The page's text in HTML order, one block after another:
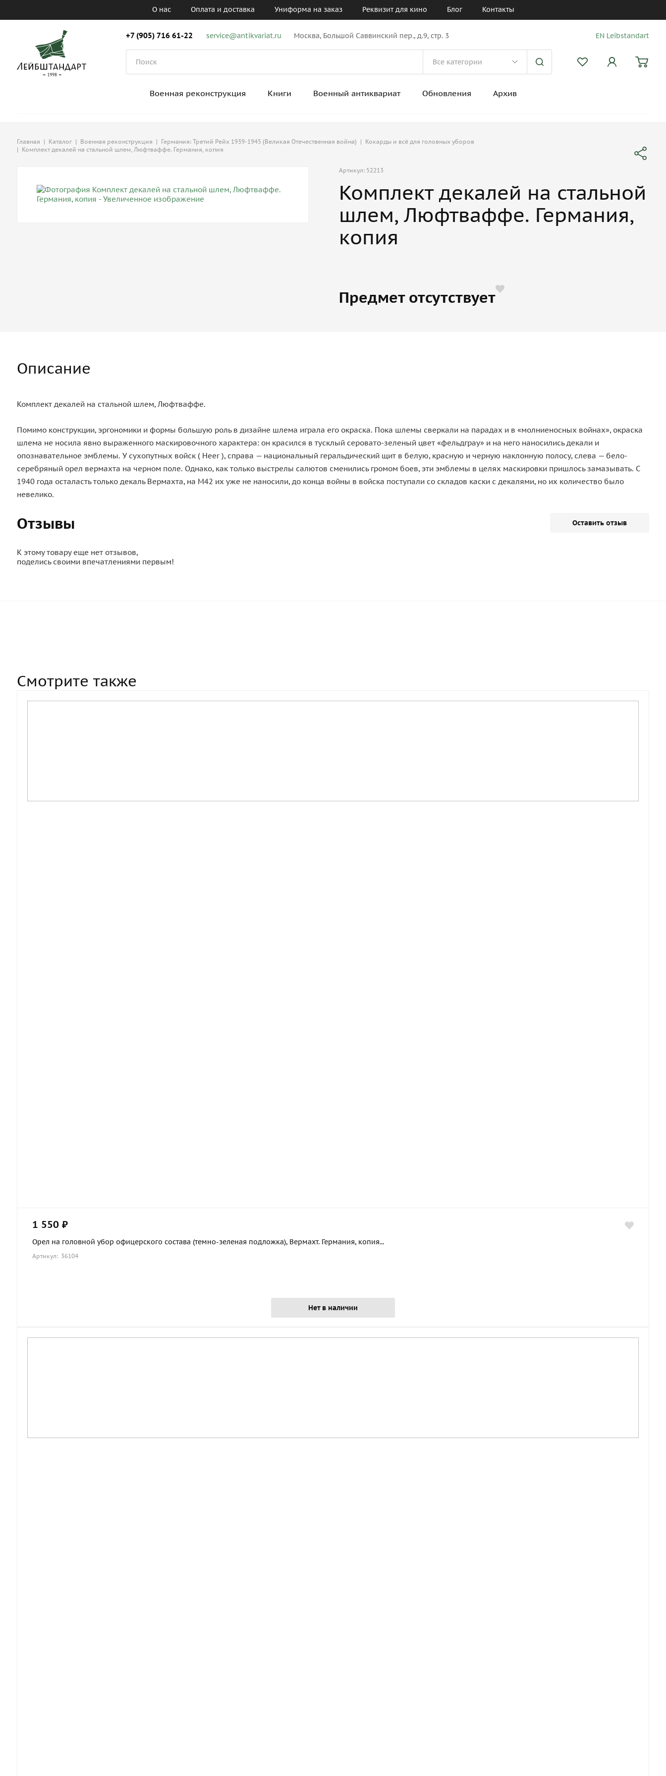
О нас Оплата и доставка Униформа на заказ Реквизит для кино Блог Контакты
+7 (905) 716 61-22 service@antikvariat.ru Москва, Большой Саввинский пер., д.9, стр. 3 EN Leibstandart
Военная реконструкция Книги Военный антиквариат Обновления Архив
Главная | Каталог | Военная реконструкция | Германия: Третий Рейх 1939-1945 (Великая Отечественная война) | Кокарды и всё для головных уборов
| Комплект декалей на стальной шлем, Люфтваффе. Германия, копия
Артикул: 52213
Комплект декалей на стальной
шлем, Люфтваффе. Германия,
копия
Предмет отсутствует
Описание
Комплект декалей на стальной шлем, Люфтваффе.
Помимо конструкции, эргономики и формы большую роль в дизайне шлема играла его окраска. Пока шлемы сверкали на парадах и в «молниеносных войнах», окраска
шлема не носила явно выраженного маскировочного характера: он красился в тусклый серовато-зеленый цвет «фельдграу» и на него наносились декали и
опознавательное эмблемы. У сухопутных войск ( Heer ), справа — национальный геральдический щит в белую, красную и черную наклонную полосу, слева — бело-
серебряный орел вермахта на черном поле. Однако, как только выстрелы салютов сменились громом боев, эти эмблемы в целях маскировки пришлось замазывать. С
1940 года осталасть только декаль Вермахта, на М42 их уже не наносили, до конца войны в войска поступали со складов каски с декалями, но их количество было
невелико.
Отзывы Оставить отзыв
К этому товару еще нет отзывов,
поделись своими впечатлениями первым!
Смотрите также
1 550 ₽
Орел на головной убор офицерского состава (темно-зеленая подложка), Вермахт. Германия, копия...
Артикул: 36104
Нет в наличии